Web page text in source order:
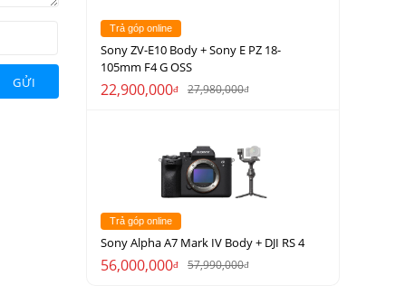
GỬI
Trả góp online
Sony ZV-E10 Body + Sony E PZ 18-
105mm F4 G OSS
22,900,000đ 27,980,000đ
Trả góp online
Sony Alpha A7 Mark IV Body + DJI RS 4
56,000,000đ 57,990,000đ